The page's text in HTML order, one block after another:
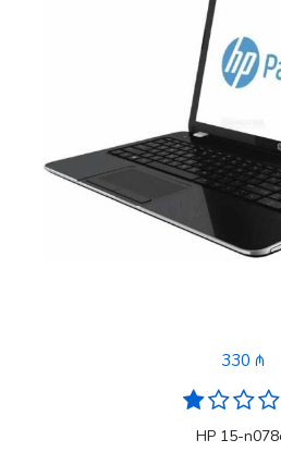
330 ₼
HP 15-